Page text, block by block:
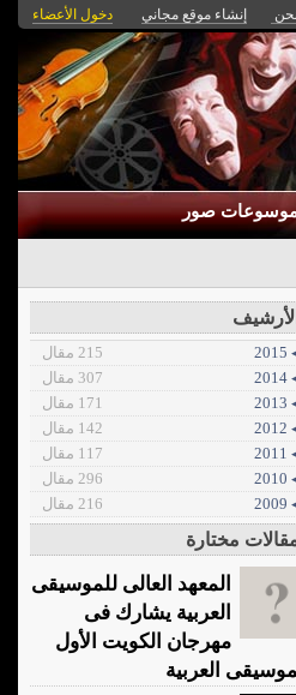
إنشاء موقع مجاني دخول الأعضاء
صور
الأرشيف
◂
215 مقال
◂
307 مقال
◂
171 مقال
◂
142 مقال
◂
117 مقال
◂
296 مقال
◂
216 مقال
مختارة
المعهد العالى للموسيقى
العربية يشارك فى
مهرجان الكويت الأول
العربية